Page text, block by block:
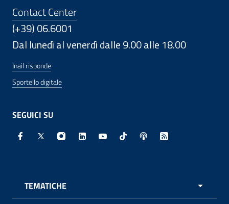
Contact Center
(+39) 06.6001
Dal lunedì al venerdì dalle 9.00 alle 18.00
Inail risponde
Sportello digitale
SEGUICI SU
Facebook - Sito esterno - Apertura in nuova finestra
X - Sito esterno - Apertura in nuova finestra
Instagram - Sito esterno - Apertura in
Linkedin - Sito esterno - Apertura in
Youtube - Sito esterno -
TikTok - Sito esterno -
Spreaker - Sito
Feed RSS -
TEMATICHE